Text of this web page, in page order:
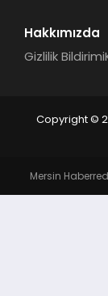
Hakkımızda
Gizlilik Bildirimi
Copyright ©
Mersin Haber